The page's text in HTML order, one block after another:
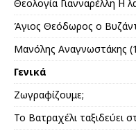
Θεολογία Γιανναρέλλη Η
Άγιος Θεόδωρος ο
Μανόλης Αναγνωστάκης
Γενικά
Ζωγραφίζουμε;
Το Βατραχέλι ταξιδεύει